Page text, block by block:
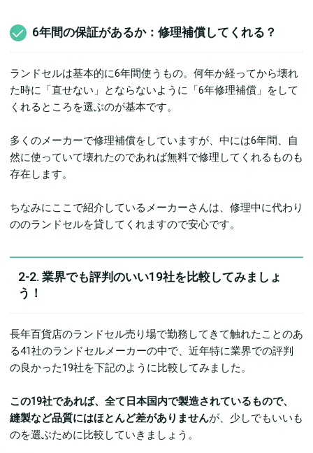
6年間の保証があるか：修理補償してくれる？
ランドセルは基本的に6年間使うもの。何年か経ってから壊れ
た時に「直せない」とならないように「6年修理補償」をして
くれるところを選ぶのが基本です。
多くのメーカーで修理補償をしていますが、中には6年間、自
然に使っていて壊れたのであれば無料で修理してくれるものも
存在します。
ちなみにここで紹介しているメーカーさんは、修理中に代わり
ののランドセルを貸してくれますので安心です。
2-2. 業界でも評判のいい19社を比較してみましょ
う！
長年百貨店のランドセル売り場で勤務してきて触れたことのあ
る41社のランドセルメーカーの中で、近年特に業界での評判
の良かった19社を下記のように比較してみました。
この19社であれば、全て日本国内で製造されているもので、
縫製など品質にはほとんど差がありませんが、少しでもいいも
のを選ぶために比較していきましょう。